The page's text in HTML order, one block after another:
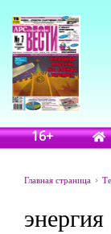
16+
Главная страница
энергия